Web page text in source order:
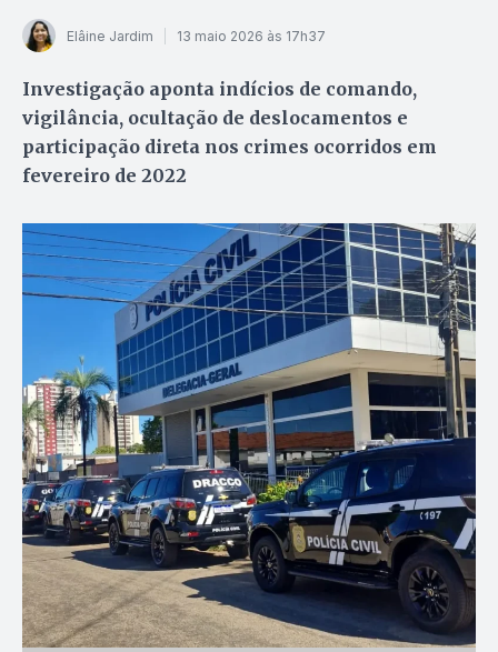
Elâine Jardim 13 maio 2026 às 17h37
Investigação aponta indícios de comando,
vigilância, ocultação de deslocamentos e
participação direta nos crimes ocorridos em
fevereiro de 2022